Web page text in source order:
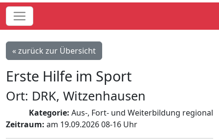
« zurück zur Übersicht
Erste Hilfe im Sport
Ort: DRK, Witzenhausen
Kategorie: Aus-, Fort- und Weiterbildung regional
Zeitraum: am 19.09.2026 08-16 Uhr